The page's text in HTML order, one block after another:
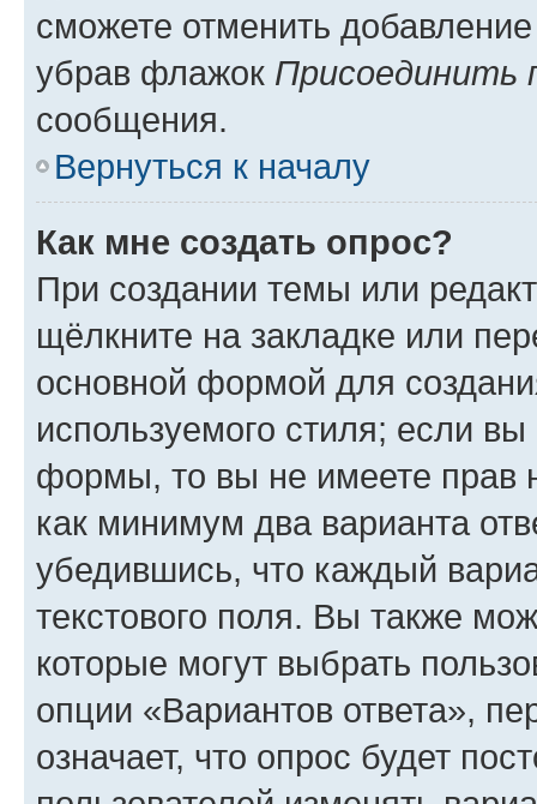
сможете отменить
убрав флажок Присоединить
сообщения.
Вернуться к началу
Как мне создать опрос?
При создании темы или
щёлкните на закладке или
основной формой для
используемого стиля; если
формы, то вы не имеете прав
как минимум два варианта
убедившись, что каждый
текстового поля. Вы также
которые могут выбрать
опции «Вариантов ответа»,
означает, что опрос будет